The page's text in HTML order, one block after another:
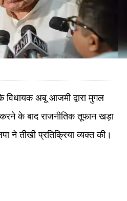
के विधायक अबू आजमी द्वारा मुगल
के बाद राजनीतिक तूफान खड़ा
ने तीखी प्रतिक्रिया व्यक्त की।